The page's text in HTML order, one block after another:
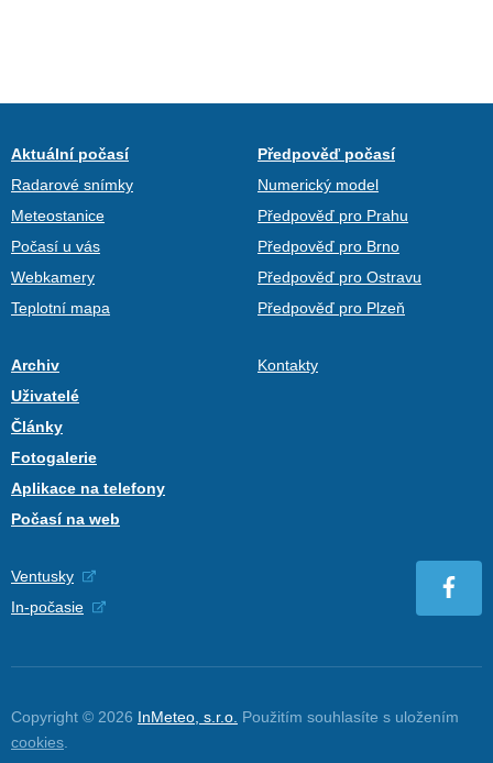
Aktuální počasí
Radarové snímky
Meteostanice
Počasí u vás
Webkamery
Teplotní mapa
Předpověď počasí
Numerický model
Předpověď pro Prahu
Předpověď pro Brno
Předpověď pro Ostravu
Předpověď pro Plzeň
Archiv
Uživatelé
Články
Fotogalerie
Aplikace na telefony
Počasí na web
Kontakty
Ventusky
In-počasie
Copyright © 2026 InMeteo, s.r.o. Použitím souhlasíte s uložením
cookies